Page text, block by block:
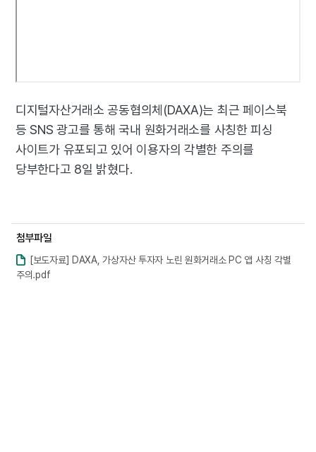
디지털자산거래소 공동협의체(DAXA)는 최근 페이스북
등 SNS 광고를 통해 국내 원화거래소를 사칭한 피싱
사이트가 유포되고 있어 이용자의 각별한 주의를
당부한다고 8일 밝혔다.
첨부파일
[보도자료] DAXA, 가상자산 투자자 노린 원화거래소 PC 앱 사칭 각별
주의.pdf